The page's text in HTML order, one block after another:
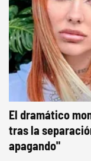
El dramático
tras la
apagando"